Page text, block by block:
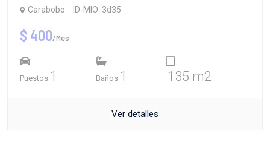
Carabobo ID-MIO: 3d35
$ 400/Mes
Puestos 1 Baños 1 135 m2
Ver detalles